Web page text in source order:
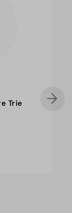
Trie